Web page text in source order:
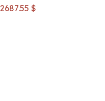
2687.55 $